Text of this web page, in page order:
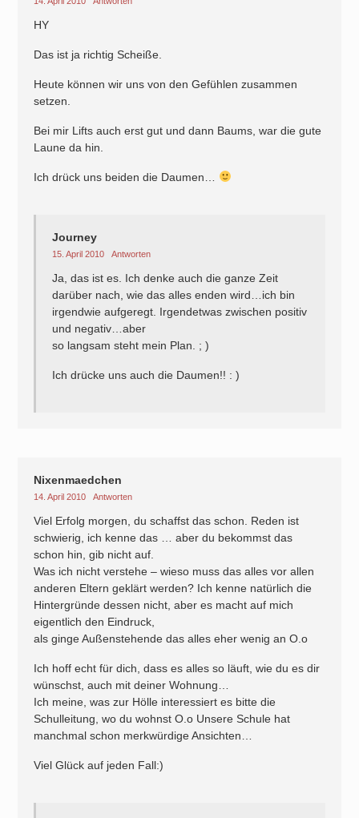
HY
Das ist ja richtig Scheiße.
Heute können wir uns von den Gefühlen zusammen
setzen.
Bei mir Lifts auch erst gut und dann Baums, war die gute
Laune da hin.
Ich drück uns beiden die Daumen…
Journey
15. April 2010 Antworten
Ja, das ist es. Ich denke auch die ganze Zeit
darüber nach, wie das alles enden wird…ich bin
irgendwie aufgeregt. Irgendetwas zwischen positiv
und negativ…aber
so langsam steht mein Plan. ; )
Ich drücke uns auch die Daumen!! : )
Nixenmaedchen
14. April 2010 Antworten
Viel Erfolg morgen, du schaffst das schon. Reden ist
schwierig, ich kenne das … aber du bekommst das
schon hin, gib nicht auf.
Was ich nicht verstehe – wieso muss das alles vor allen
anderen Eltern geklärt werden? Ich kenne natürlich die
Hintergründe dessen nicht, aber es macht auf mich
eigentlich den Eindruck,
als ginge Außenstehende das alles eher wenig an O.o
Ich hoff echt für dich, dass es alles so läuft, wie du es dir
wünschst, auch mit deiner Wohnung…
Ich meine, was zur Hölle interessiert es bitte die
Schulleitung, wo du wohnst O.o Unsere Schule hat
manchmal schon merkwürdige Ansichten…
Viel Glück auf jeden Fall:)